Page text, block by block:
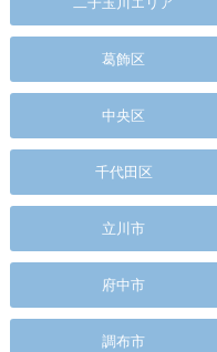
葛飾区
中央区
千代田区
立川市
府中市
調布市